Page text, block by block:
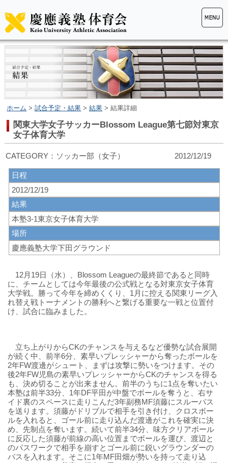
ホーム >試合予定・結果 >結果 > 結果詳細
関東大学女子サッカーBlossom League第七節対東京
女子体育大学
CATEGORY：ソッカー部（女子） 2012/12/19
日程
2012/12/19
結果
本塾3-1東京女子体育大学
場所
慶應義塾大学下田グラウンド
12月19日（水）、Blossom Leagueの最終節であると同時
に、チームとしては今年最後の公式戦となる対東京女子体育
大学戦。勝って今年を締めくくり、 1月に控える関東リーグ入
れ替え戦トーナメントの勝利へと繋げる重要な一戦と位置付
け、試合に臨みました。
立ち上がりからCKのチャンスを与えるなど優勢な試合展開
が続く中、前半6分、素早いプレッシャーから奪ったボールを
2年FW渡邊がシュート、
まずは攻撃に勢いをつけます。その
後2年FW児島の素早いプレッシャーからCKのチャンスを得る
も、決め切ることが出来ません。前半のうちに1点を奪いたい
本塾は前半33分、 1年DF平田が中盤でボールを奪うと、右サ
イド裏のスペースに走りこんだ3年副務MF須藤にスルーパス
を送ります。須藤がドリブルで相手を引き付け、クロスボー
ルを入れると、 ゴール前に走り込んだ渡邊がこれを確実に決
め、先制点を奪います。続いて前半34分、味方クリアボール
に反応した須藤が前線の高い位置までボールを運び、渡辺と
のパスワークで相手を崩すとゴール前に鋭いグラウンダーの
パスを入れます。そこに1年MF田畑が勢いを持って走り込